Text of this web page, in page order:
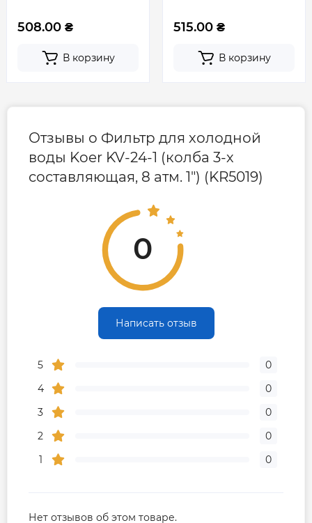
Контакты сервисного
0-800-301-755; +38 (067)
508.00 ₴
В корзину
515.00 ₴
В корзину
Отзывы о Фильтр для холодной
воды Koer KV-24-1 (колба 3-х
составляющая, 8 атм. 1") (KR5019)
0
Написать отзыв
5
0
4
0
3
0
2
0
1
0
Нет отзывов об этом товаре.